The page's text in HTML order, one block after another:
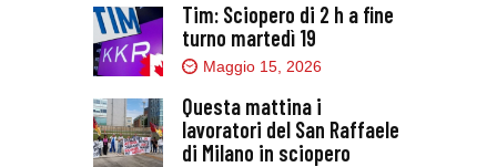
Tim: Sciopero di 2 h a fine
turno martedì 19
Maggio 15, 2026
Questa mattina i
lavoratori del San Raffaele
di Milano in sciopero